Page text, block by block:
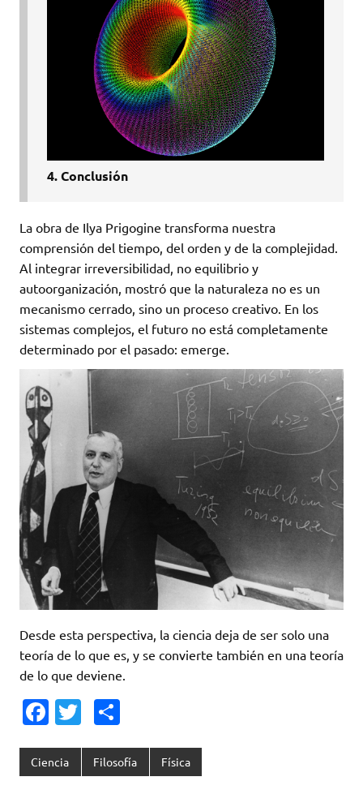
4. Conclusión
La obra de Ilya Prigogine transforma nuestra
comprensión del tiempo, del orden y de la complejidad.
Al integrar irreversibilidad, no equilibrio y
autoorganización, mostró que la naturaleza no es un
mecanismo cerrado, sino un proceso creativo. En los
sistemas complejos, el futuro no está completamente
determinado por el pasado: emerge.
Desde esta perspectiva, la ciencia deja de ser solo una
teoría de lo que es, y se convierte también en una teoría
de lo que deviene.
Fa
e
T
it
m
Ciencia Filosofía Física